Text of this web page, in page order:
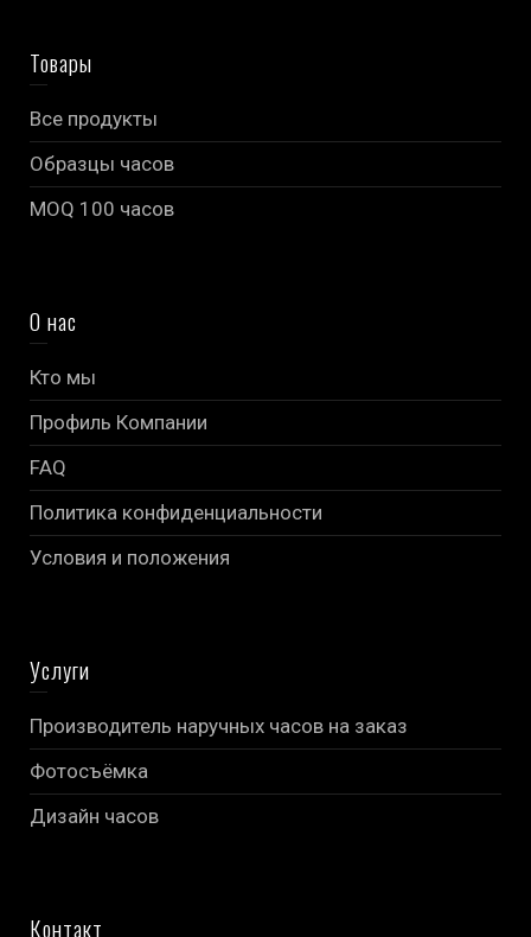
Товары
Все продукты
Образцы часов
MOQ 100 часов
О нас
Кто мы
Профиль Компании
FAQ
Политика конфиденциальности
Условия и положения
Услуги
Производитель наручных часов на заказ
Фотосъёмка
Дизайн часов
Контакт